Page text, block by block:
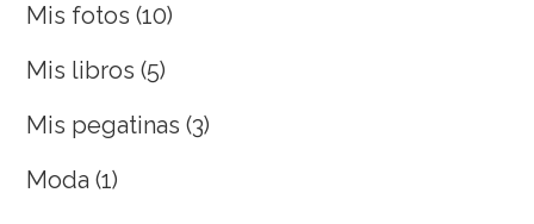
Mis fotos (10)
Mis libros (5)
Mis pegatinas (3)
Moda (1)